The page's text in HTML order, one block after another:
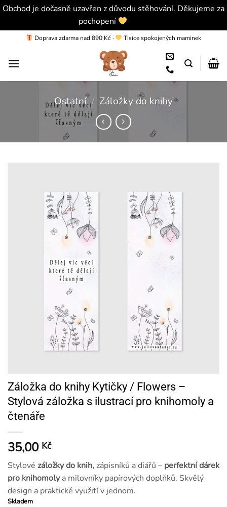
Obchod je dočasně uzavřen z důvodu stěhování. Děkujeme za
pochopení
Přeskočit
obsah
Doprava zdarma nad 890 Kč · Tisíce spokojených maminek
Ostatní / Záložky do knihy
Záložka do knihy Kytičky / Flowers –
Stylová záložka s ilustrací pro knihomoly a
čtenáře
35,00 Kč
Stylové záložky do knih, zápisníků a diářů – perfektní dárek
pro knihomolya milovníky papírových doplňků. Skvělý
design a praktické využití v jednom.
Skladem